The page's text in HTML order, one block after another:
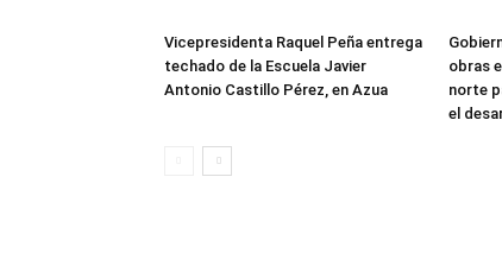
Vicepresidenta Raquel Peña entrega
techado de la Escuela Javier
Antonio Castillo Pérez, en Azua
obras
norte
el